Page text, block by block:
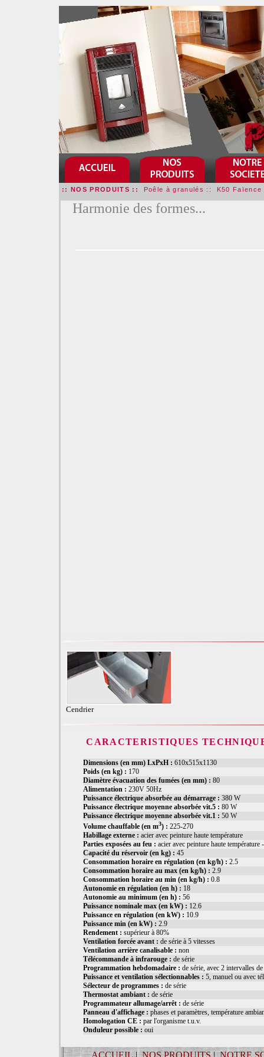
:: NOS PRODUITS :: Poêle à granulés :: K50 Faïence
Harmonie des formes...
Cendrier
CARACTERISTIQUES
Dimensions (en mm) LxPxH : 610x515x1130
Poids (en kg) : 170
Diamètre évacuation des fumées (en mm) : 80
Alimentation : 230V 50Hz
Puissance électrique absorbée au démarrage : 380 W
Puissance électrique moyenne absorbée vit.5 : 80 W
Puissance électrique moyenne absorbée vit.1 : 50 W
Volume chauffable (en m3) : 225-270
Habillage externe : acier avec peinture haute température
Parties exposées au feu : acier avec peinture haute
Capacité du réservoir (en kg) : 45
Consommation horaire en régulation (en kg/h) : 2.5
Consommation horaire au max (en kg/h) : 2.9
Consommation horaire au min (en kg/h) : 0.8
Autonomie en régulation (en h) : 18
Autonomie au minimum (en h) : 56
Puissance nominale max (en kW) : 12.6
Puissance en régulation (en kW) : 10.9
Puissance min (en kW) : 2.9
Rendement : supérieur à 80%
Ventilation forcée avant : de série à 5 vitesses
Ventilation arrière canalisable : non
Télécommande à infrarouge : de série
Programmation hebdomadaire : de série, avec 2 intervalles
Puissance et ventilation sélectionnables : 5, manuel ou avec
Sélecteur de programmes : de série
Thermostat ambiant : de série
Programmateur allumage/arrêt : de série
Panneau d'affichage : phases et paramètres, température
Homologation CE : par l'organisme t.u.v.
Onduleur possible : oui
ACCUEIL | NOS PRODUITS|NOTRE